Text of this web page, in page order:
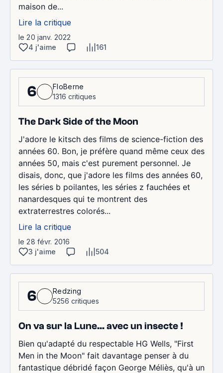
maison de...
Lire la critique
le 20 janv. 2022
4 j'aime
161
6
FloBerne
1316 critiques
The Dark Side of the Moon
J'adore le kitsch des films de science-fiction des
années 60. Bon, je préfère quand même ceux des
années 50, mais c'est purement personnel. Je
disais, donc, que j'adore les films des années 60,
les séries b poilantes, les séries z fauchées et
nanardesques qui te montrent des
extraterrestres colorés...
Lire la critique
le 28 févr. 2016
3 j'aime
504
6
Redzing
5256 critiques
On va sur la Lune... avec un insecte !
Bien qu'adapté du respectable HG Wells, "First
Men in the Moon" fait davantage penser à du
fantastique débridé façon George Méliès, qu'à un